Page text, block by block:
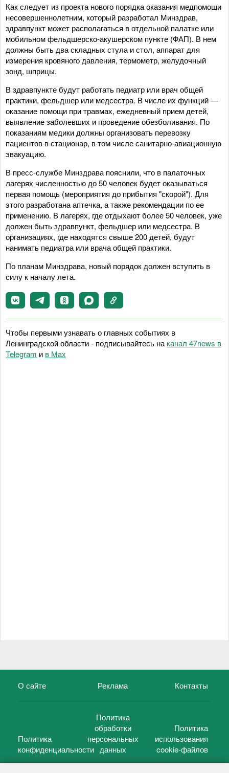
Как следует из проекта нового порядка оказания медпомощи
несовершеннолетним, который разработал Минздрав,
здравпункт может располагаться в отдельной палатке или
мобильном фельдшерско-акушерском пункте (ФАП). В нем
должны быть два складных стула и стол, аппарат для
измерения кровяного давления, термометр, желудочный
зонд, шприцы.
В здравпункте будут работать педиатр или врач общей
практики, фельдшер или медсестра. В числе их функций —
оказание помощи при травмах, ежедневный прием детей,
выявление заболевших и проведение обезболивания. По
показаниям медики должны организовать перевозку
пациентов в стационар, в том числе санитарно-авиационную
эвакуацию.
В пресс-службе Минздрава пояснили, что в палаточных
лагерях численностью до 50 человек будет оказываться
первая помощь (мероприятия до прибытия "скорой"). Для
этого разработана аптечка, а также рекомендации по ее
применению. В лагерях, где отдыхают более 50 человек, уже
должен быть здравпункт, фельдшер или медсестра. В
организациях, где находятся свыше 200 детей, будут
нанимать педиатра или врача общей практики.
По планам Минздрава, новый порядок должен вступить в
силу к началу лета.
Чтобы первыми узнавать о главных событиях в
Ленинградской области - подписывайтесь на канал 47news в
Telegram и в Maх
О сайте Реклама Контакты
Политика
конфиденциальности
Политика
обработки
персональных
данных
Политика
использования
cookie-файлов